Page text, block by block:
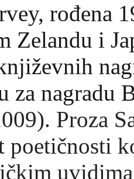
rođena
Zelandu i
za nagradu
Proza
poetičnosti